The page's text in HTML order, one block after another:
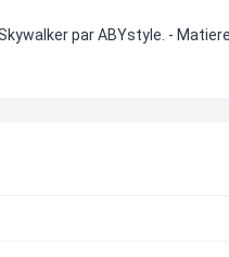
par ABYstyle. -